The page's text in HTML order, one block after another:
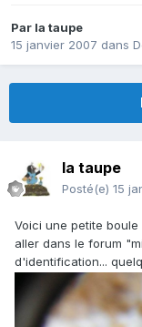
Par la taupe
15 janvier 2007 dans
la taupe
Posté(e) 15
Voici une petite
aller dans le forum
d'identification...